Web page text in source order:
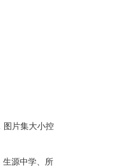
片集大小控
源中学、所